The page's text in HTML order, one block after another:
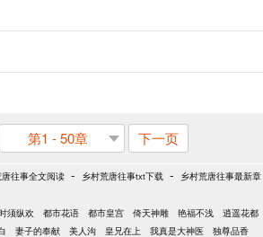
第1 - 50章 下一页
唐往事全文阅读 - 乡村荒唐往事txt下载 -
乡村荒唐往事最新章
须纵欢 都市花语 都市皇宫 倚天神雕 艳福不浅
逍遥花都
妻子的奉献 美人沟 皇兄在上 我真是大神医
独尊品香